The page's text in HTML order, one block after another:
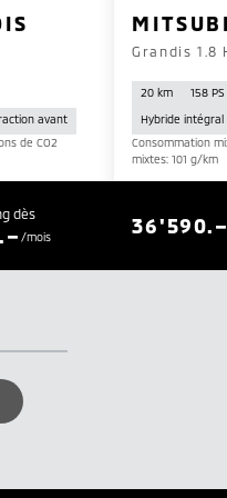
avant
de CO2
dès
/mois
Grandis 1.8
20 km 158 PS
Hybride
Consommation
mixtes: 101 g/km
36'590.–